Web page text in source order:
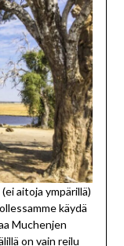
aitoja ympärillä)
käydä
Muchenjen
on vain reilu